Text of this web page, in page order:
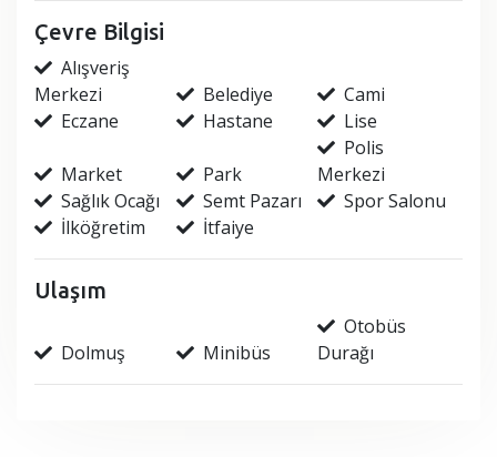
Çevre Bilgisi
Alışveriş
Merkezi
Belediye
Cami
Eczane
Hastane Lise
Market Park
Polis
Merkezi
Sağlık Ocağı
Semt Pazarı
Spor Salonu
İlköğretim
İtfaiye
Ulaşım
Dolmuş Minibüs
Otobüs
Durağı